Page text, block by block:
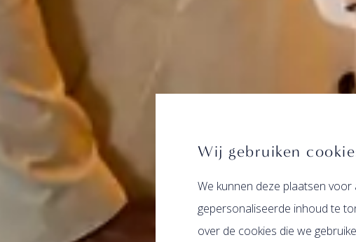
THE ALBUS
Wij gebruiken
We kunnen deze plaatsen
gepersonaliseerde inhoud te
over de cookies die we